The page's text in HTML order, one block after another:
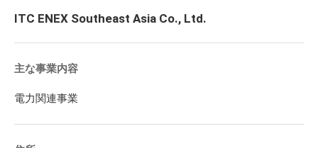
ITC ENEX Southeast Asia Co., Ltd.
主な事業内容
電力関連事業